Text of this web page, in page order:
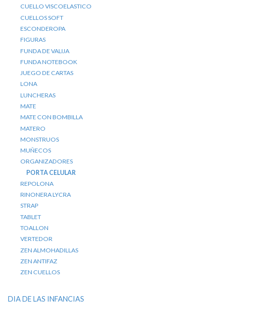
CUELLO VISCOELASTICO
CUELLOS SOFT
ESCONDEROPA
FIGURAS
FUNDA DE VALIJA
FUNDA NOTEBOOK
JUEGO DE CARTAS
LONA
LUNCHERAS
MATE
MATE CON BOMBILLA
MATERO
MONSTRUOS
MUÑECOS
ORGANIZADORES
PORTA CELULAR
REPOLONA
RINONERA LYCRA
STRAP
TABLET
TOALLON
VERTEDOR
ZEN ALMOHADILLAS
ZEN ANTIFAZ
ZEN CUELLOS
DIA DE LAS INFANCIAS